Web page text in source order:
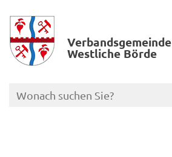
Verbands­gemeinde
Westliche Börde